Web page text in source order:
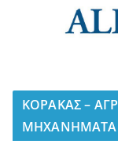
ΚΟΡΑΚΑΣ –
ΜΗΧΑΝΗΜΑΤΑ